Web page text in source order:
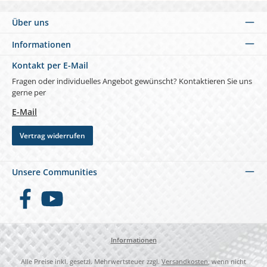
Über uns
Informationen
Kontakt per E-Mail
Fragen oder individuelles Angebot gewünscht? Kontaktieren Sie uns
gerne per
E-Mail
Vertrag widerrufen
Unsere Communities
FacebookYouTube
Informationen
Alle Preise inkl. gesetzl. Mehrwertsteuer zzgl. Versandkosten, wenn nicht